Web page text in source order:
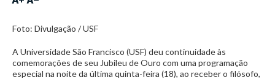
Foto: Divulgação / USF
A Universidade São Francisco (USF) deu continuidade às
comemorações de seu Jubileu de Ouro com uma programação
especial na noite da última quinta-feira (18), ao receber o filósofo,